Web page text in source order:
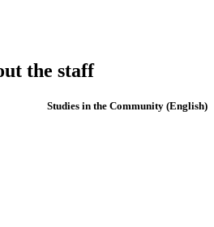
the staff
(English) Studies in the Community